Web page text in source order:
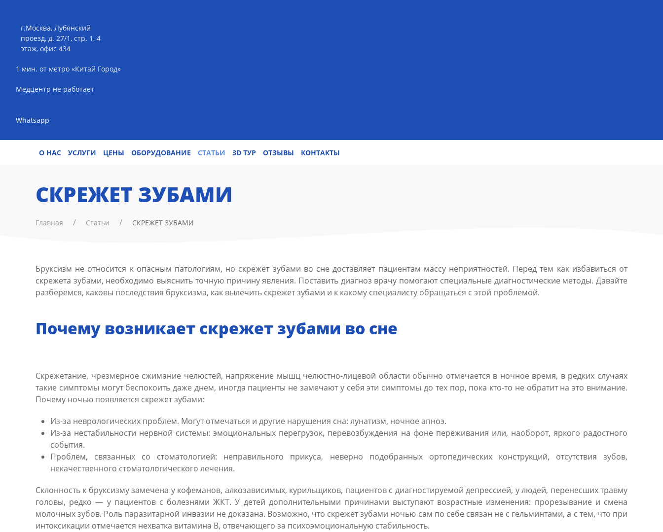
г.Москва, Лубянский
проезд, д. 27/1, стр. 1, 4
этаж, офис 434
1 мин. от метро «Китай Город»
Медцентр не работает
Whatsapp
О НАС УСЛУГИ ЦЕНЫ ОБОРУДОВАНИЕ СТАТЬИ 3D ТУР ОТЗЫВЫ КОНТАКТЫ
CКРЕЖЕТ ЗУБАМИ
Главная Статьи CКРЕЖЕТ ЗУБАМИ
Бруксизм не относится к опасным патологиям, но скрежет зубами во сне доставляет пациентам массу неприятностей. Перед тем как избавиться от
скрежета зубами, необходимо выяснить точную причину явления. Поставить диагноз врачу помогают специальные диагностические методы. Давайте
разберемся, каковы последствия бруксизма, как вылечить скрежет зубами и к какому специалисту обращаться с этой проблемой.
Почему возникает скрежет зубами во сне
Скрежетание, чрезмерное сжимание челюстей, напряжение мышц челюстно-лицевой области обычно отмечается в ночное время, в редких случаях
такие симптомы могут беспокоить даже днем, иногда пациенты не замечают у себя эти симптомы до тех пор, пока кто-то не обратит на это внимание.
Почему ночью появляется скрежет зубами:
Из-за неврологических проблем. Могут отмечаться и другие нарушения сна: лунатизм, ночное апноэ.
Из-за нестабильности нервной системы: эмоциональных перегрузок, перевозбуждения на фоне переживания или, наоборот, яркого радостного
события.
Проблем, связанных со стоматологией: неправильного прикуса, неверно подобранных ортопедических конструкций, отсутствия зубов,
некачественного стоматологического лечения.
Склонность к бруксизму замечена у кофеманов, алкозависимых, курильщиков, пациентов с диагностируемой депрессией, у людей, перенесших травму
головы, редко — у пациентов с болезнями ЖКТ. У детей дополнительными причинами выступают возрастные изменения: прорезывание и смена
молочных зубов. Роль паразитарной инвазии не доказана. Возможно, что скрежет зубами ночью сам по себе связан не с гельминтами, а с тем, что при
интоксикации отмечается нехватка витамина В, отвечающего за психоэмоциональную стабильность.